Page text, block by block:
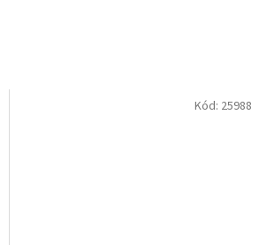
Kód: 25988